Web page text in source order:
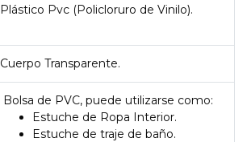
Plástico Pvc (Policloruro de Vinilo).
Cuerpo Transparente.
Bolsa de PVC, puede utilizarse como:
Estuche de Ropa Interior.
Estuche de traje de baño.